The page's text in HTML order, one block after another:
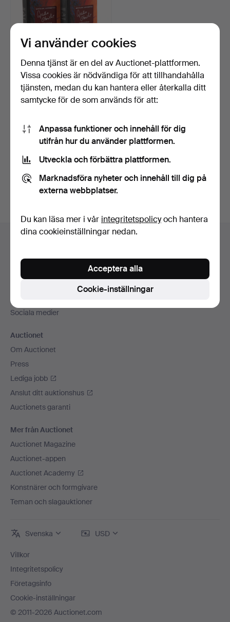
MONTBLANC, pennor, 3 st,
Meisterstück, Aga…
9 dagar
422 USD
Du kan också söka ivårt arkiv med avslutade auktioner
Sidfotsnavigation
Sociala medier
Auctionet
Om Auctionet
Press
Lediga jobb
Anslut ditt auktionshus
Auctionets garanti
Mer från Auctionet
Auctionet Magazine
Auctionet-appen
Auctionet Academy
Konstnärer och formgivare
Teman och slagauktioner
Svenska USD
Villkor
Integritetspolicy
Företagsinfo
Cookie-inställningar
© 2011-2026 Auctionet.com
Vi använder cookies
Denna tjänst är en del av Auctionet-plattformen.
Vissa cookies är nödvändiga för att tillhandahålla
tjänsten, medan du kan hantera eller återkalla ditt
samtycke för de som används för att:
Anpassa funktioner och innehåll för dig
utifrån hur du använder plattformen.
Utveckla och förbättra plattformen.
Marknadsföra nyheter och innehåll till dig på
externa webbplatser.
Du kan läsa mer i vår integritetspolicyoch hantera
dina cookieinställningar nedan.
Cookie-inställningar
Acceptera alla